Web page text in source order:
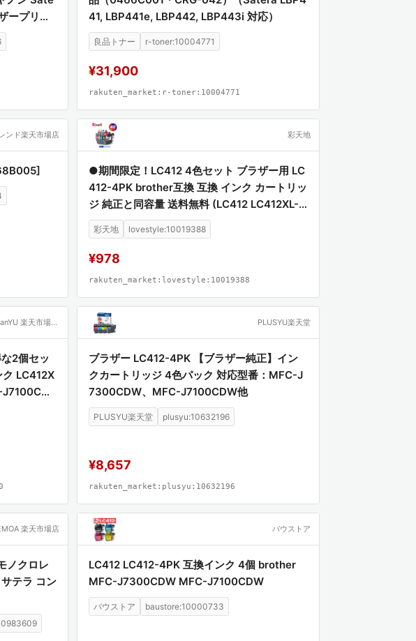
ができるでしょ
つ科学的な解法
ープリン
41, LBP441e, LBP442, LBP443i 対応）
良品トナー r-toner:10004771
¥31,900
rakuten_market:r-toner:10004771
ンド楽天市場店 彩天地
●期間限定！LC412 4色セット ブラザー用 LC
412-4PK brother互換 互換 インク カートリッ
ジ 純正と同容量 送料無料 (LC412 LC412XL-4
PK LC412BK LC412C LC412M LC412Y LC41
2XLBK LC412XLC LC412XLM LC412XLY MF
C-J7100CDW MFC-J7300CDW)
彩天地 lovestyle:10019388
¥978
rakuten_market:lovestyle:10019388
PC&家電《CaravanYU 楽天市場店》
2個セッ
ク LC412X
J7100CD
PLUSYU楽天堂
ブラザー LC412-4PK 【ブラザー純正】イン
クカートリッジ 4色パック 対応型番：MFC-J
7300CDW、MFC-J7100CDW他
PLUSYU楽天堂 plusyu:10632196
¥8,657
rakuten_market:plusyu:10632196
楽天市場店
ノクロレ
テラ コン
バウストア
LC412 LC412-4PK 互換インク 4個 brother
MFC-J7300CDW MFC-J7100CDW
バウストア baustore:10000733